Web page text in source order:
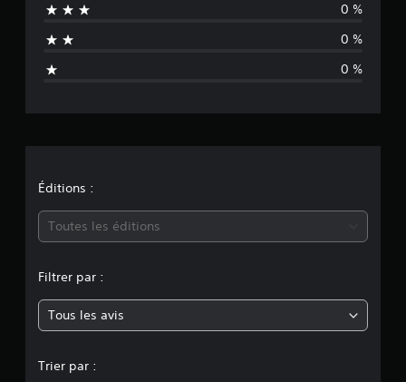
n
e
t
i
0 %
0 %
0 %
Éditions :
Toutes les éditions
Filtrer par :
Tous les avis
Trier par :